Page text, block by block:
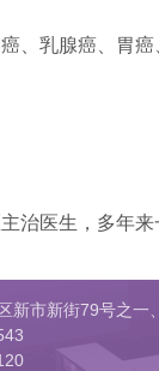
、乳腺癌、胃
治医生，多年
新市新街79号之一